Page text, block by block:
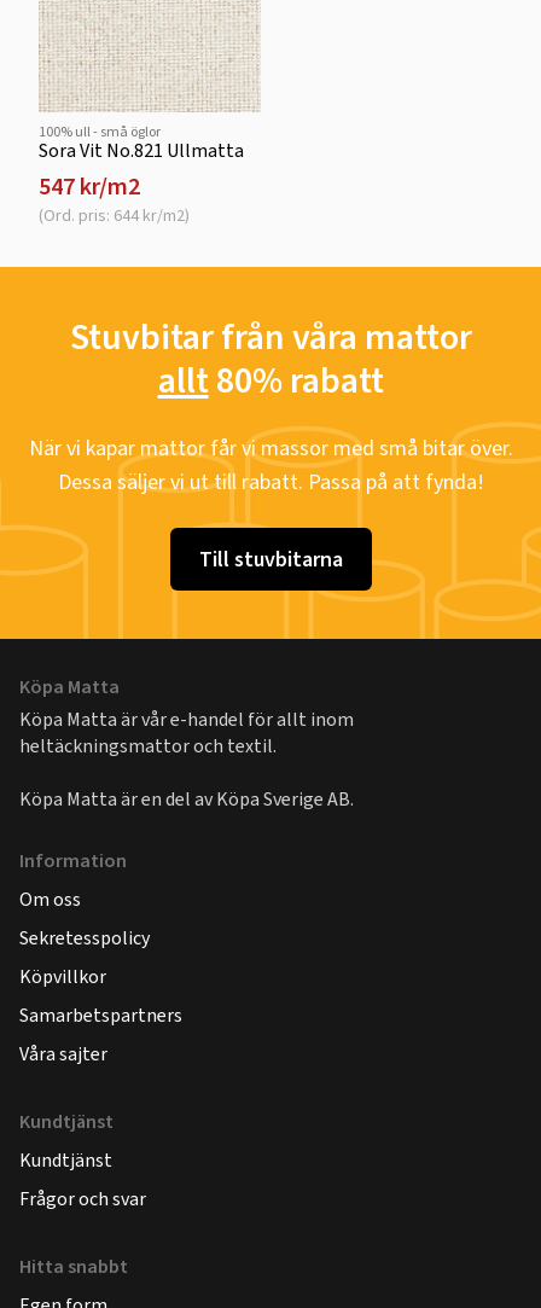
100% ull - små öglor
Sora Vit No.821 Ullmatta
547 kr/m2
(Ord. pris: 644 kr/m2)
Stuvbitar från våra mattor
allt80% rabatt
När vi kapar mattor får vi massor med små bitar över.
Dessa säljer vi ut till rabatt. Passa på att fynda!
Till stuvbitarna
Köpa Matta
Köpa Matta är vår e-handel för allt inom
heltäckningsmattor och textil.
Köpa Matta är en del avKöpa Sverige AB.
Information
Om oss
Sekretesspolicy
Köpvillkor
Samarbetspartners
Våra sajter
Kundtjänst
Kundtjänst
Frågor och svar
Hitta snabbt